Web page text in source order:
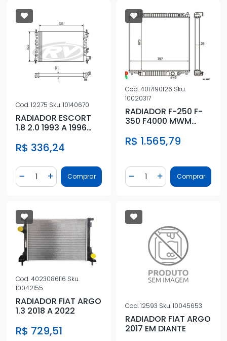
Cod.12275 Sku.10140670
RADIADOR ESCORT
1.8 2.0 1993 A 1996
R$ 336,24
Diminuir Quantidade
Quantidade
Adicionar Quantidade
Comprar
Cod.4017190126 Sku.
10020317
RADIADOR F-250 F-
350 F4000 MWM
R$ 1.565,79
Diminuir Quantidade
Quantidade
AdicionarComprar
Cod.4023086116 Sku.
10042155
RADIADOR FIAT ARGO
1.3 2018 A 2022
R$ 729,51
Cod.12593 Sku.10045653
RADIADOR FIAT ARGO
2017 EM DIANTE